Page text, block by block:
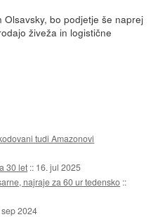
bo podjetje še naprej
živeža in logistične
tudi Amazonovi
30 let :: 16. jul 2025
najraje za 60 ur tedensko ::
sep 2024